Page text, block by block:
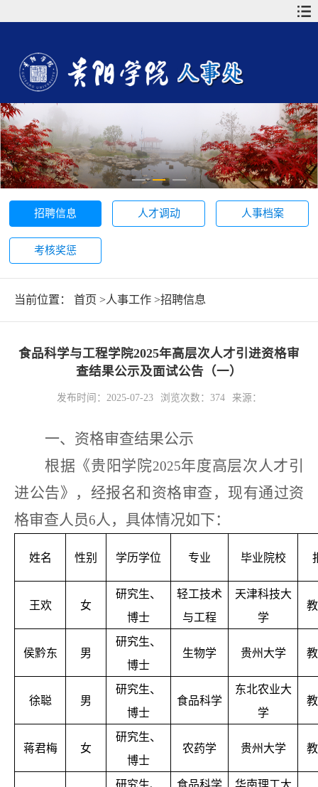
招聘信息 人才调动 人事档案
考核奖惩
当前位置： 首页 >人事工作 >招聘信息
食品科学与工程学院2025年高层次人才引进资格审
查结果公示及面试公告（一）
发布时间：2025-07-23 浏览次数： 374 来源：
一、资格审查结果公示
根据《贵阳学院2025年度高层次人才引
进公告》，经报名和资格审查，现有通过资
格审查人员6 人，具体情况如下：
姓名 性别 学历学位 专业 毕业院校
王欢 女
研究生、
博士
轻工技术
与工程
天津科技大
学
侯黔东 男
研究生、
博士
生物学 贵州大学
徐聪 男
研究生、
博士
食品科学
东北农业大
学
蒋君梅 女
研究生、
博士
农药学 贵州大学
研究生、
食品科学
华南理工大